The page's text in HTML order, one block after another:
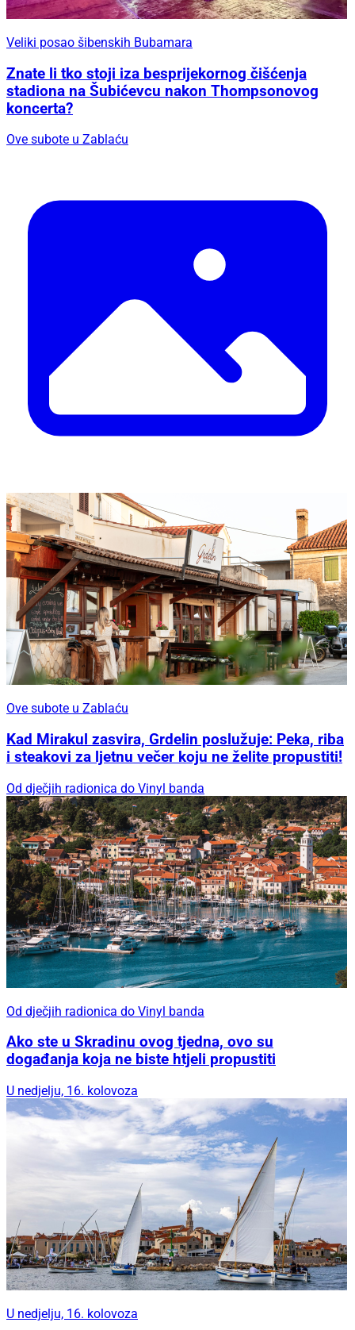
Veliki posao šibenskih Bubamara
Znate li tko stoji iza besprijekornog čišćenja
stadiona na Šubićevcu nakon Thompsonovog
koncerta?
Ove subote u Zablaću
Ove subote u Zablaću
Kad Mirakul zasvira, Grdelin poslužuje: Peka, riba
i steakovi za ljetnu večer koju ne želite propustiti!
Od dječjih radionica do Vinyl banda
Od dječjih radionica do Vinyl banda
Ako ste u Skradinu ovog tjedna, ovo su
događanja koja ne biste htjeli propustiti
U nedjelju, 16. kolovoza
U nedjelju, 16. kolovoza